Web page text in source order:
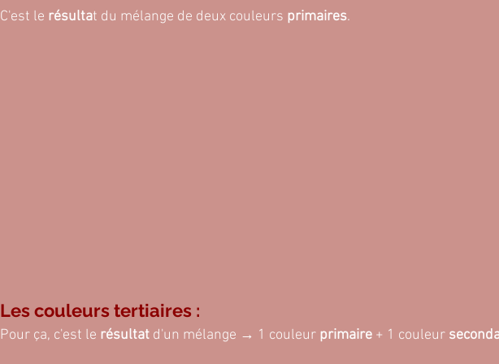
C'est le résultat du mélange de deux couleurs primaires.
Les couleurs tertiaires :
Pour ça, c'est le résultat d'un mélange → 1 couleur primaire + 1 couleur